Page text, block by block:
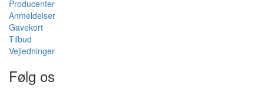
Producenter
Anmeldelser
Gavekort
Tilbud
Vejledninger
Følg os